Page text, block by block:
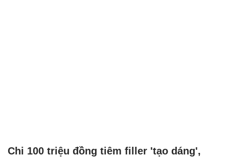
Chi 100 triệu đồng tiêm filler 'tạo dáng',